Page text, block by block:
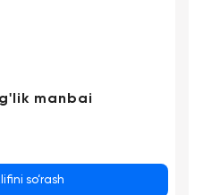
manbai
so‘rash